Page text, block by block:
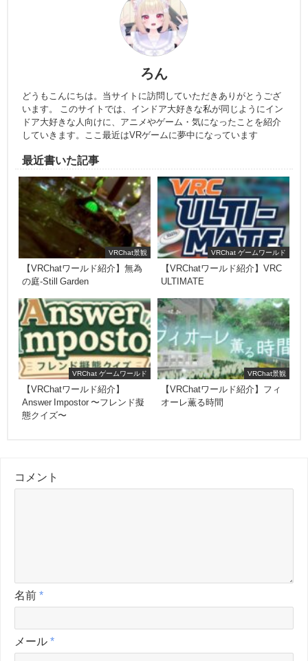
ろん
どうもこんにちは。当サイトに訪問していただきありがとうござ
います。 このサイトでは、インドア大好きな私が同じようにイン
ドア大好きな人向けに、アニメやゲーム・気になったことを紹介
していきます。ここ最近はVRゲームに夢中になっています
最近書いた記事
VRChat景観
【VRChatワールド紹介】無為
の庭-Still Garden
VRChat ゲームワールド
【VRChatワールド紹介】VRC
ULTIMATE
VRChat ゲームワールド
【VRChatワールド紹介】
Answer Impostor 〜フレンド擬
態クイズ〜
VRChat景観
【VRChatワールド紹介】フィ
オーレ薫る時間
コメント
名前 *
メール *